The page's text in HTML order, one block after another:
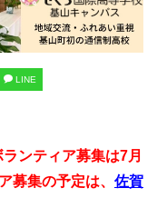
LINE
ンティア募集は7月
募集の予定は、 佐賀